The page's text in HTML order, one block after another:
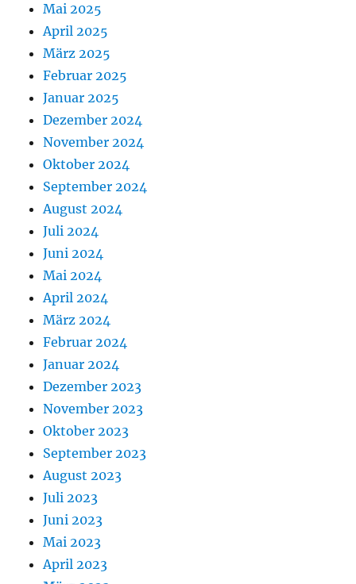
Mai 2025
April 2025
März 2025
Februar 2025
Januar 2025
Dezember 2024
November 2024
Oktober 2024
September 2024
August 2024
Juli 2024
Juni 2024
Mai 2024
April 2024
März 2024
Februar 2024
Januar 2024
Dezember 2023
November 2023
Oktober 2023
September 2023
August 2023
Juli 2023
Juni 2023
Mai 2023
April 2023